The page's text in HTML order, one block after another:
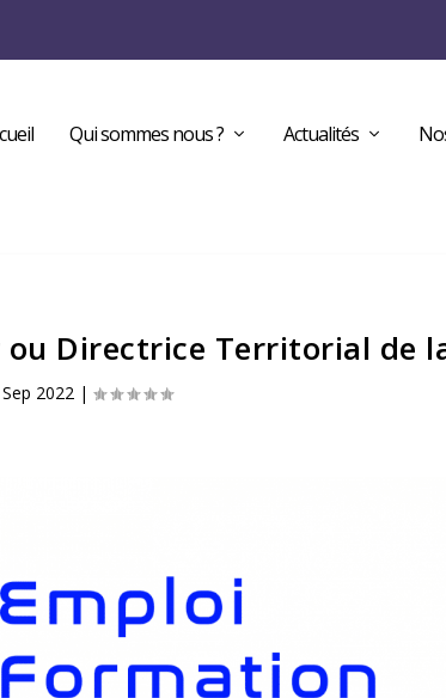
Qui sommes nous ? Actualités
Directrice Territorial de
2022|